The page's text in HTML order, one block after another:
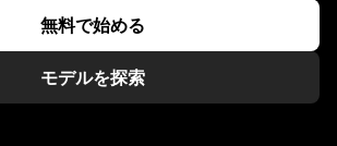
無料で始める
モデルを探索